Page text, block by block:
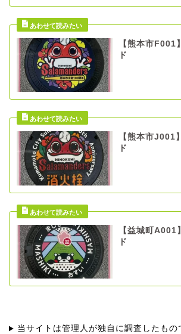
【熊本市F001
ド
【熊本市J001
ド
【益城町A001
ド
当サイトは管理人が独自に調査したもの